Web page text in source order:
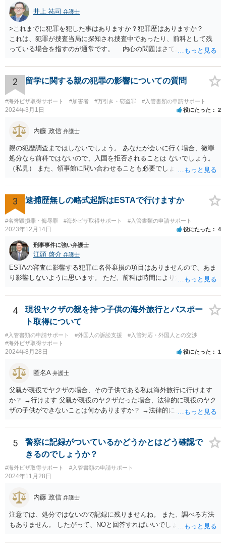
井上 祐司 弁護士
>これまでに犯罪を犯した事はありますか？犯罪歴はありますか？
これは、犯罪が捜査当局に探知され捜査中であったり、前科として残
っている場合を指すのが通常です。 内心の問題はさておき、ご質問
2 留学に関する親の犯罪の影響についての質問
#海外ビザ取得サポート #加害者 #万引き・窃盗罪 #入管書類の申請サポート
2024年3月1日 役にたった 2
内藤 政信 弁護士
親の犯歴調査まではしないでしょう。 あなたが会いに行く場合、微罪
処分なら前科ではないので、入国を拒否されることは ないでしょう。
（私見） また、領事館に問い合わせることも必要でしょう。
3 逮捕歴無しの略式起訴はESTAで行けますか
#名誉毀損罪・侮辱罪 #海外ビザ取得サポート #入管書類の申請サポート
2023年12月14日 役にたった 4
刑事事件に強い弁護士
江頭 啓介 弁護士
ESTAの審査に影響する犯罪に名誉棄損の項目はありませんので、あま
り影響しないように思います。 ただ、前科は時間により消えません。
4
現役ヤクザの親を持つ子供の海外旅行とパスポー
ト取得について
#入管書類の申請サポート #外国人の訴訟支援
#入管対応・外国人との交渉
#海外ビザ取得サポート
2024年8月28日 役にたった 1
匿名A 弁護士
父親が現役でヤクザの場合、その子供である私は海外旅行に行けます
か？ →行けます 父親が現役のヤクザだった場合、法律的に現役のヤク
ザの子供ができないことは何かありますか？ →法律的に、ということ
5
警察に記録がついているかどうかとはどう確認で
きるのでしょうか？
#海外ビザ取得サポート #入管書類の申請サポート
2024年11月28日
内藤 政信 弁護士
注意では、処分ではないので記録に残りませんね。 また、調べる方法
もありません。 したがって、NOと回答すればいいでしょう。